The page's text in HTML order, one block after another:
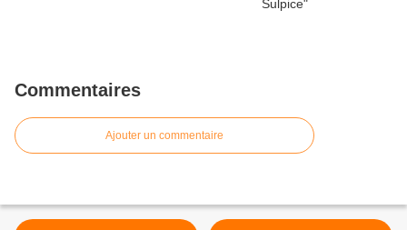
Commentaires
Ajouter un commentaire